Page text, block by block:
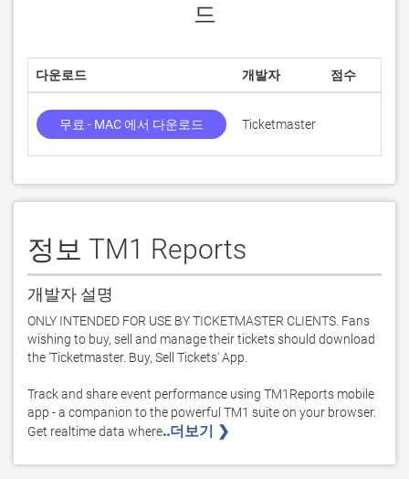
드
다운로드 개발자 점수
무료 - MAC 에서 다운로드 Ticketmaster
정보 TM1 Reports
개발자 설명
ONLY INTENDED FOR USE BY TICKETMASTER CLIENTS. Fans
wishing to buy, sell and manage their tickets should download
the 'Ticketmaster. Buy, Sell Tickets' App.
Track and share event performance using TM1Reports mobile
app - a companion to the powerful TM1 suite on your browser.
Get realtime data where..더보기 ❯